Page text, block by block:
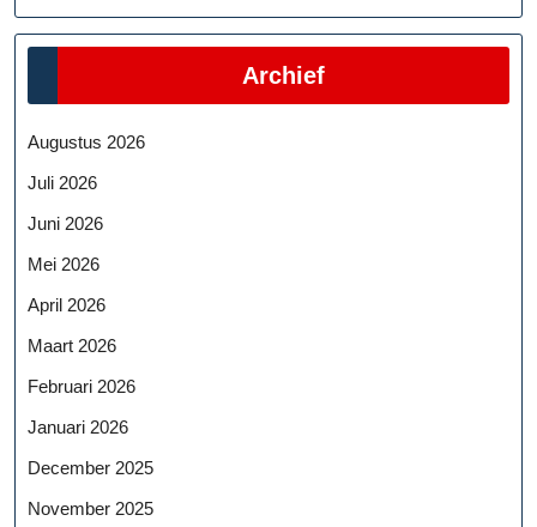
Archief
Augustus 2026
Juli 2026
Juni 2026
Mei 2026
April 2026
Maart 2026
Februari 2026
Januari 2026
December 2025
November 2025